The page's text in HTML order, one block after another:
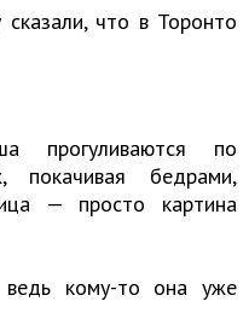
что в Торонто
по
покачивая бедрами,
— просто картина
кому-то она уже